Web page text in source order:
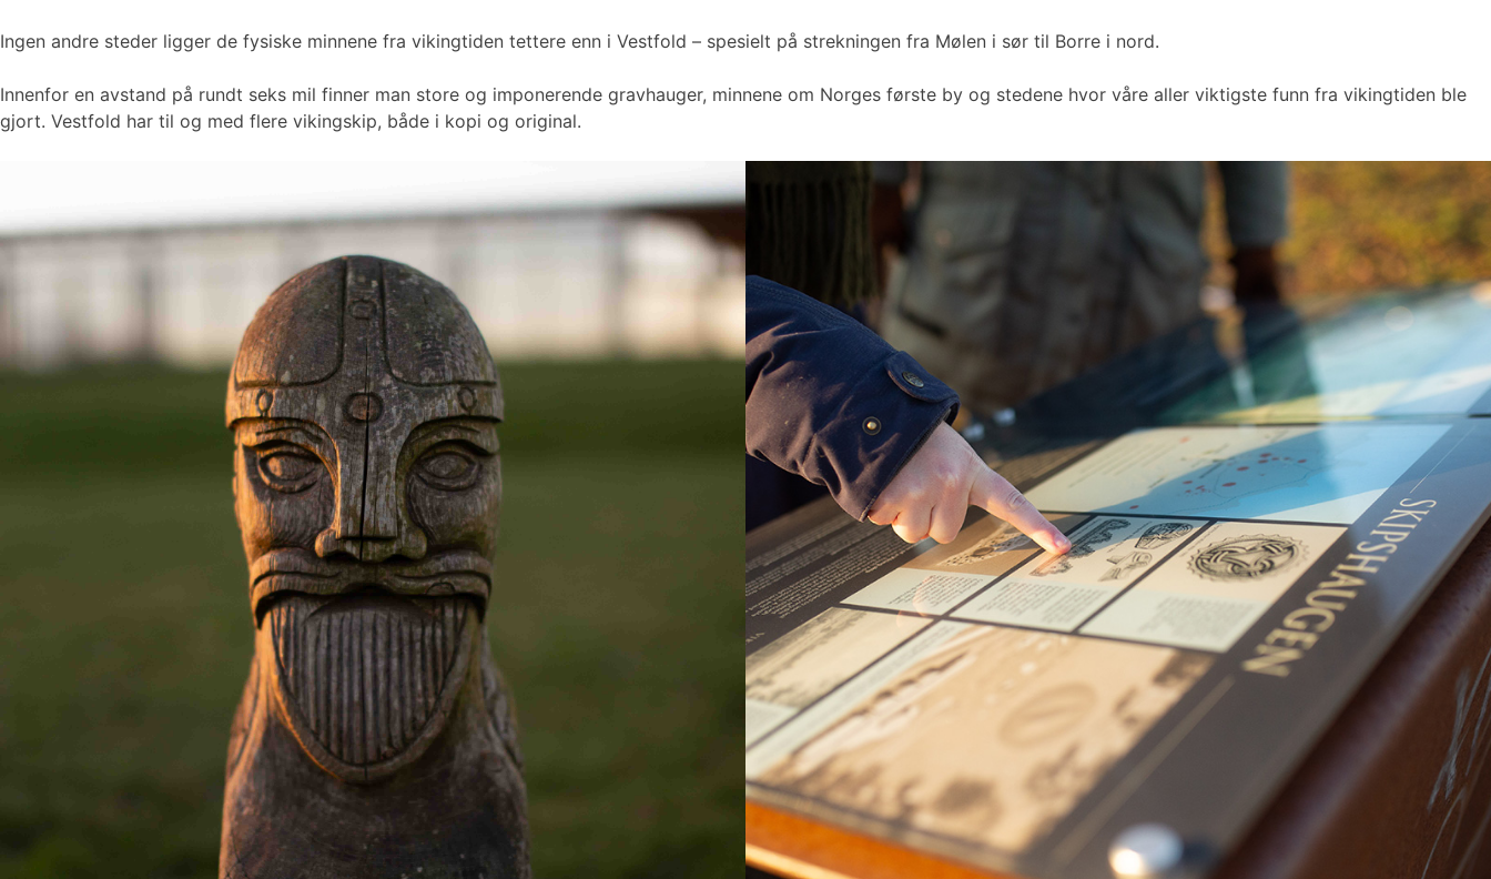
Ingen andre steder ligger de fysiske minnene fra vikingtiden tettere enn i Vestfold – spesielt på strekningen fra Mølen i sør til Borre i nord.
Innenfor en avstand på rundt seks mil finner man store og imponerende gravhauger, minnene om Norges første by og stedene hvor våre aller viktigste funn fra vikingtiden ble
gjort. Vestfold har til og med flere vikingskip, både i kopi og original.